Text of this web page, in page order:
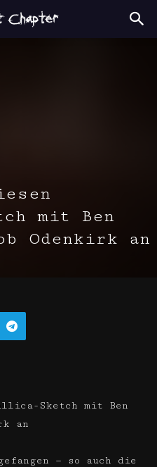
mit Ben
Odenkirk an
Sketch mit Ben
an
— so auch die